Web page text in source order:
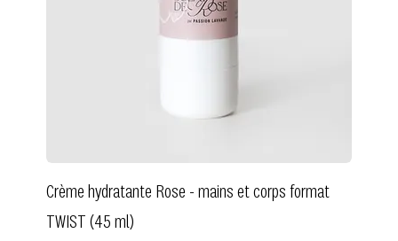
Crème hydratante Rose - mains et corps format
TWIST (45 ml)